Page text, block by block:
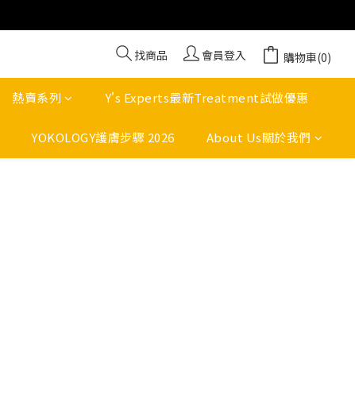
找商品 會員登入 購物車(0)
熱賣系列 Y's Experts最新Treatment試做優惠
YOKOLOGY護膚步驟 2026 About Us關於我們